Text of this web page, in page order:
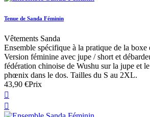
Tenue de Sanda Féminin
Vêtements Sanda
Ensemble spécifique à la pratique de la boxe
Version féminine avec jupe / short et
fédération chinoise de Wushu sur la jupe et
phœnix dans le dos. Tailles du S au 2XL.
43,90 €Prix

